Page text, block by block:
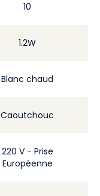
10
1.2W
Blanc chaud
Caoutchouc
220 V - Prise
Européenne